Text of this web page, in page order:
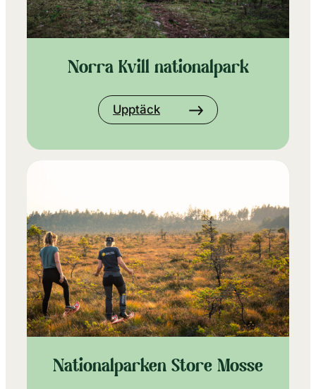
Norra Kvill nationalpark
Upptäck
Nationalparken Store Mosse